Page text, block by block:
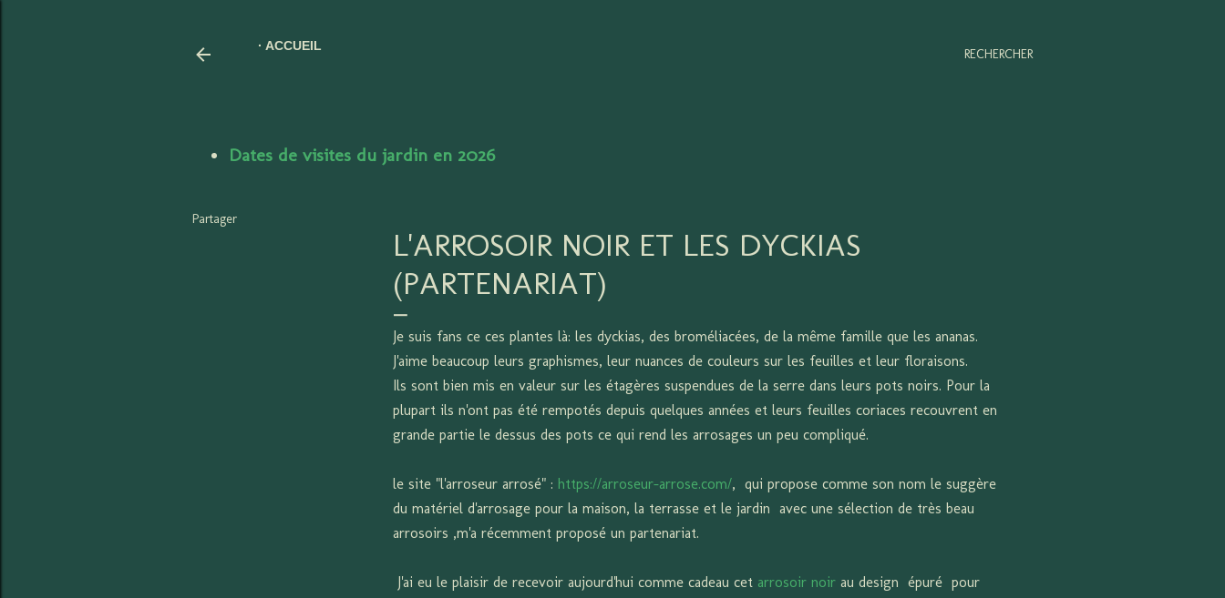
RECHERCHER
ACCUEIL
Dates de visites du jardin en 2026
Partager
L'ARROSOIR NOIR ET LES DYCKIAS
(PARTENARIAT)
Je suis fans ce ces plantes là: les dyckias, des broméliacées, de la même famille que les ananas.
J'aime beaucoup leurs graphismes, leur nuances de couleurs sur les feuilles et leur floraisons.
Ils sont bien mis en valeur sur les étagères suspendues de la serre dans leurs pots noirs. Pour la
plupart ils n'ont pas été rempotés depuis quelques années et leurs feuilles coriaces recouvrent en
grande partie le dessus des pots ce qui rend les arrosages un peu compliqué.
le site "l'arroseur arrosé" : https://arroseur-arrose.com/, qui propose comme son nom le suggère
du matériel d'arrosage pour la maison, la terrasse et le jardin avec une sélection de très beau
arrosoirs ,m'a récemment proposé un partenariat.
J'ai eu le plaisir de recevoir aujourd'hui comme cadeau cet arrosoir noir au design épuré pour